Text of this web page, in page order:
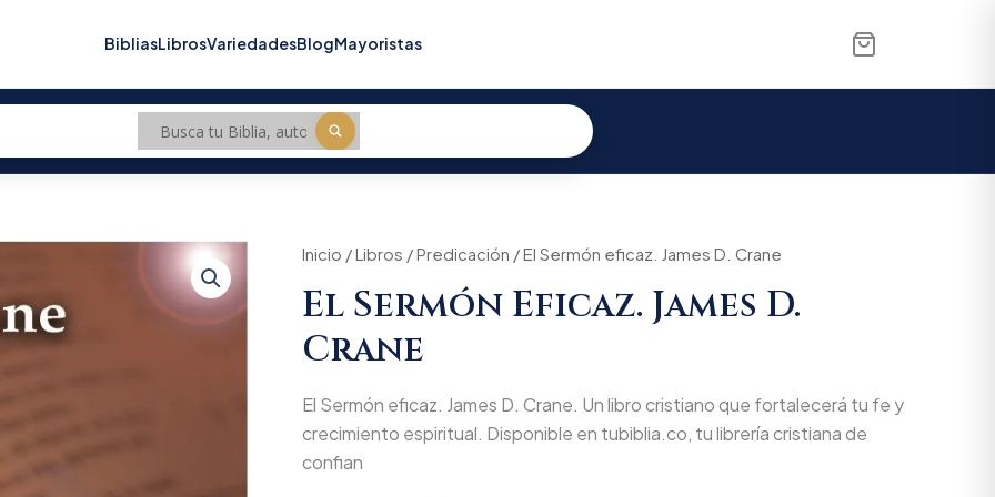
BibliasLibrosVariedadesBlogMayoristas
Inicio /Libros /Predicación / El Sermón eficaz. James D. Crane
El Sermón Eficaz. James D.
Crane
El Sermón eficaz. James D. Crane. Un libro cristiano que fortalecerá tu fe y
crecimiento espiritual. Disponible en tubiblia.co, tu librería cristiana de
confian
Original
price
was:
$53.300.
Current
price
$50.635.
El
eficaz.
James
D.
Crane